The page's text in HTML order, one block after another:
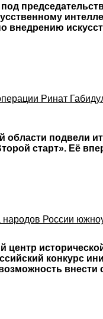
внедрению
Ринат
области подвели
старт». Её
народов России
центр
конкурс